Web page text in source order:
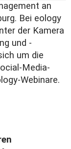
an
Bei eology
der Kamera
und -
um die
Media-
Webinare.